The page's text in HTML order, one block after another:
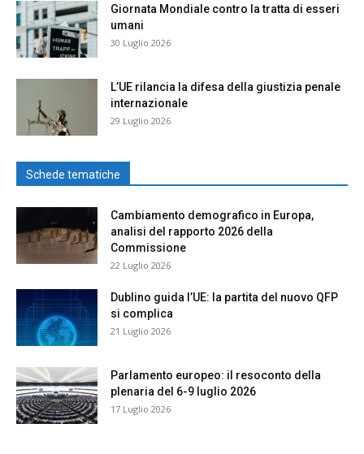
Giornata Mondiale contro la tratta di esseri
umani
30 Luglio 2026
L’UE rilancia la difesa della giustizia penale
internazionale
29 Luglio 2026
Schede tematiche
Cambiamento demografico in Europa,
analisi del rapporto 2026 della
Commissione
22 Luglio 2026
Dublino guida l’UE: la partita del nuovo QFP
si complica
21 Luglio 2026
Parlamento europeo: il resoconto della
plenaria del 6-9 luglio 2026
17 Luglio 2026